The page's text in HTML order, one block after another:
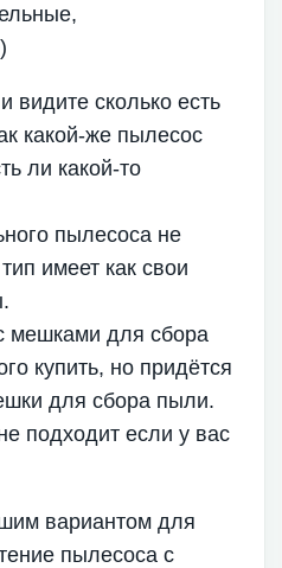
сколько есть
какой-же пылесос
ли какой-то
пылесоса не
имеет как свои
мешками для сбора
купить, но придётся
для сбора пыли.
подходит если у вас
вариантом для
пылесоса с